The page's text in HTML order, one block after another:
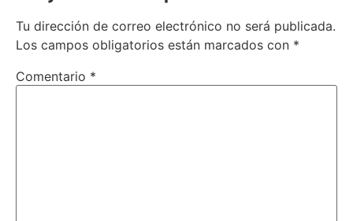
Tu dirección de correo electrónico no será publicada.
Los campos obligatorios están marcados con *
Comentario *